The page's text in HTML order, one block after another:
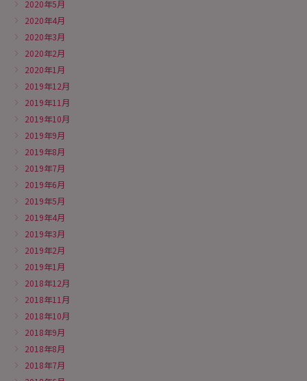
2020年5月
2020年4月
2020年3月
2020年2月
2020年1月
2019年12月
2019年11月
2019年10月
2019年9月
2019年8月
2019年7月
2019年6月
2019年5月
2019年4月
2019年3月
2019年2月
2019年1月
2018年12月
2018年11月
2018年10月
2018年9月
2018年8月
2018年7月